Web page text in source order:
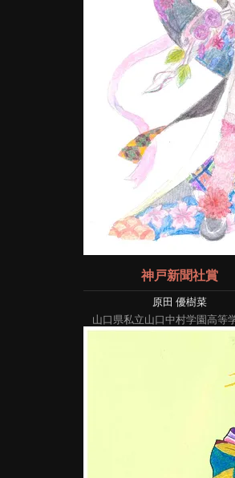
神戸新聞社賞
原田 優樹菜
山口県私立山口中村学園高等